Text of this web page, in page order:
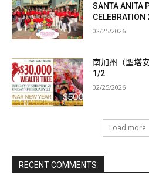
SANTA ANITA
CELEBRATION
02/25/2026
南加州（聖塔
1/2
02/25/2026
Load more
RECENT COMMENTS